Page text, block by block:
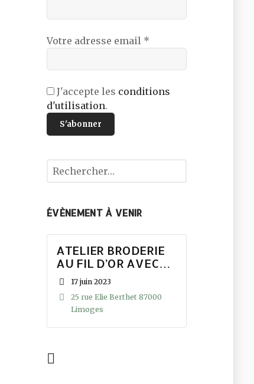
Votre adresse email *
J'accepte les conditions
d'utilisation.
ÉVÈNEMENT À VENIR
ATELIER BRODERIE
AU FIL D’OR AVEC
AUBEOR – BIJOU À
(S’)OFFRIR
17 juin 2023
25 rue Elie Berthet 87000
Limoges